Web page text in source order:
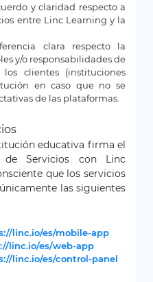
y claridad respecto a
entre Linc Learning y la
clara respecto la
y/o responsabilidades de
clientes (instituciones
en caso que no se
de las plataformas.
educativa firma el
Servicios con Linc
que los servicios
las siguientes
linc.io/es/mobile-app
linc.io/es/web-app
linc.io/es/control-panel